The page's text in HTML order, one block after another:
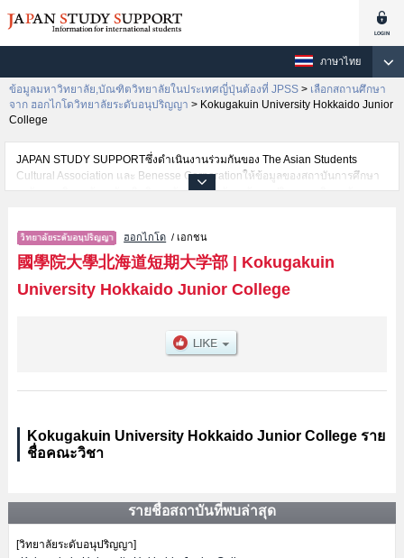
ภาษาไทย
ข้อมูลมหาวิทยาลัย,บัณฑิตวิทยาลัยในประเทศญี่ปุ่นต้องที่ JPSS > เลือกสถานศึกษา
จาก ฮอกไกโดวิทยาลัยระดับอนุปริญญา > Kokugakuin University Hokkaido Junior
College
JAPAN STUDY SUPPORTซึ่งดำเนินงานร่วมกันของ The Asian Students
Cultural Association และ Benesse Corporationให้ข้อมูลของสถาบันการศึกษา
ระดับมหาวิทยาลัย・บัณฑิตวิทยาลัย・วิทยาลัยระดับอนุปริญญา・วิทยาลัย
College,ข้อมูลจำเป็นสำหรับนักศึกษาต่างชาติเช่นข้อมูลของแต่ละคณะ,ข้อมูล
การสอบคัดเลือกเข้าศึกษาเช่นจำนวนคนที่รับสมัครหรือจำนวนคนที่ผ่านการสอบ
คัดเลือกเป็นต้น,แนะนำสถานที่,การเดินทางเป็นต้นไว้ด้วยดังนั้นขอเชิญใช้บริการ
ค้นหาข้อมูลตามอัธยาศัย
ฮอกไกโด / เอกชน
國學院大學北海道短期大学部| Kokugakuin
University Hokkaido Junior College
Kokugakuin University Hokkaido Junior College ราย
ชื่อคณะวิชา
รายชื่อสถาบันที่พบล่าสุด
[วิทยาลัยระดับอนุปริญญา]